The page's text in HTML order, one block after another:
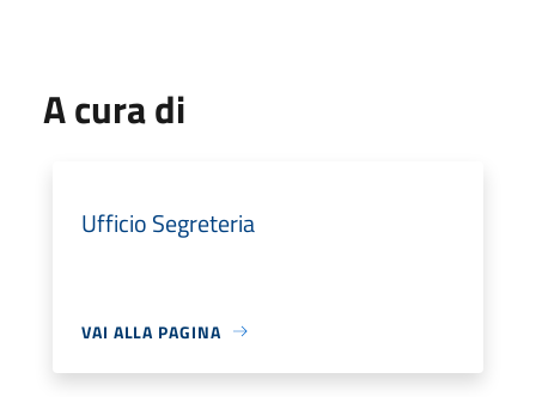
A cura di
Ufficio Segreteria
VAI ALLA PAGINA